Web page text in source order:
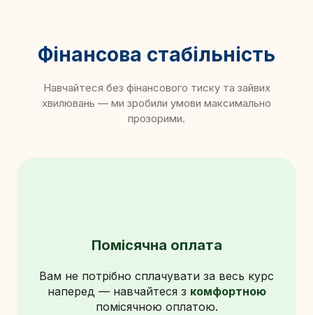
Фінансова стабільність
Навчайтеся без фінансового тиску та зайвих
хвилювань — ми зробили умови максимально
прозорими.
Помісячна оплата
Вам не потрібно сплачувати за весь курс
наперед — навчайтеся з комфортною
помісячною оплатою.